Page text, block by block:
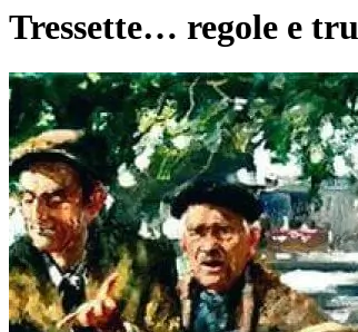
Tressette… regole e